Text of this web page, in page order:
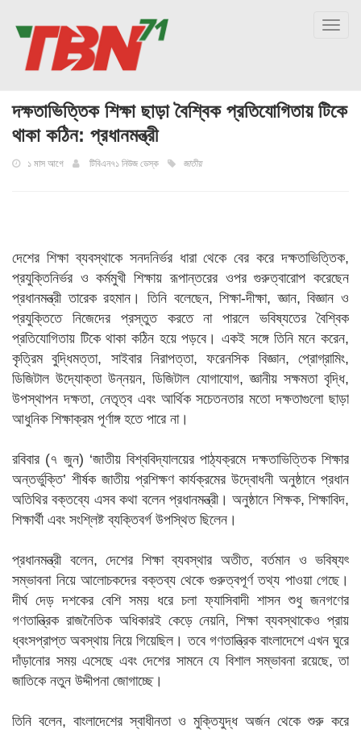
দক্ষতাভিত্তিক শিক্ষা ছাড়া বৈশ্বিক প্রতিযোগিতায় টিকে
থাকা কঠিন: প্রধানমন্ত্রী
১ মাস আগে টিবিএন৭১ নিউজ ডেস্ক জাতীয়
দেশের শিক্ষা ব্যবস্থাকে সনদনির্ভর ধারা থেকে বের করে দক্ষতাভিত্তিক,
প্রযুক্তিনির্ভর ও কর্মমুখী শিক্ষায় রূপান্তরের ওপর গুরুত্বারোপ করেছেন
প্রধানমন্ত্রী তারেক রহমান। তিনি বলেছেন, শিক্ষা-দীক্ষা, জ্ঞান, বিজ্ঞান ও
প্রযুক্তিতে নিজেদের প্রস্তুত করতে না পারলে ভবিষ্যতের বৈশ্বিক
প্রতিযোগিতায় টিকে থাকা কঠিন হয়ে পড়বে। একই সঙ্গে তিনি মনে করেন,
কৃত্রিম বুদ্ধিমত্তা, সাইবার নিরাপত্তা, ফরেনসিক বিজ্ঞান, প্রোগ্রামিং,
ডিজিটাল উদ্যোক্তা উন্নয়ন, ডিজিটাল যোগাযোগ, জ্ঞানীয় সক্ষমতা বৃদ্ধি,
উপস্থাপন দক্ষতা, নেতৃত্ব এবং আর্থিক সচেতনতার মতো দক্ষতাগুলো ছাড়া
আধুনিক শিক্ষাক্রম পূর্ণাঙ্গ হতে পারে না।
রবিবার (৭ জুন) ‘জাতীয় বিশ্ববিদ্যালয়ের পাঠ্যক্রমে দক্ষতাভিত্তিক শিক্ষার
অন্তর্ভুক্তি’ শীর্ষক জাতীয় প্রশিক্ষণ কার্যক্রমের উদ্বোধনী অনুষ্ঠানে প্রধান
অতিথির বক্তব্যে এসব কথা বলেন প্রধানমন্ত্রী। অনুষ্ঠানে শিক্ষক, শিক্ষাবিদ,
শিক্ষার্থী এবং সংশ্লিষ্ট ব্যক্তিবর্গ উপস্থিত ছিলেন।
প্রধানমন্ত্রী বলেন, দেশের শিক্ষা ব্যবস্থার অতীত, বর্তমান ও ভবিষ্যৎ
সম্ভাবনা নিয়ে আলোচকদের বক্তব্য থেকে গুরুত্বপূর্ণ তথ্য পাওয়া গেছে।
দীর্ঘ দেড় দশকের বেশি সময় ধরে চলা ফ্যাসিবাদী শাসন শুধু জনগণের
গণতান্ত্রিক রাজনৈতিক অধিকারই কেড়ে নেয়নি, শিক্ষা ব্যবস্থাকেও প্রায়
ধ্বংসপ্রাপ্ত অবস্থায় নিয়ে গিয়েছিল। তবে গণতান্ত্রিক বাংলাদেশে এখন ঘুরে
দাঁড়ানোর সময় এসেছে এবং দেশের সামনে যে বিশাল সম্ভাবনা রয়েছে, তা
জাতিকে নতুন উদ্দীপনা জোগাচ্ছে।
তিনি বলেন, বাংলাদেশের স্বাধীনতা ও মুক্তিযুদ্ধ অর্জন থেকে শুরু করে